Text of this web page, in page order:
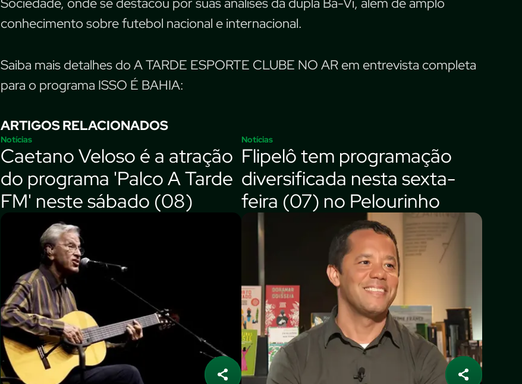
conhecimento sobre futebol nacional e internacional.
Saiba mais detalhes do A TARDE ESPORTE CLUBE NO AR em entrevista completa
para o programa ISSO É BAHIA:
ARTIGOS RELACIONADOS
Notícias
Caetano Veloso é a atração
do programa 'Palco A Tarde
FM' neste sábado (08)
Notícias
Flipelô tem programação
diversificada nesta sexta-
feira (07) no Pelourinho